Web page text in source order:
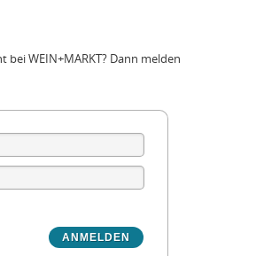
bei WEIN+MARKT? Dann melden